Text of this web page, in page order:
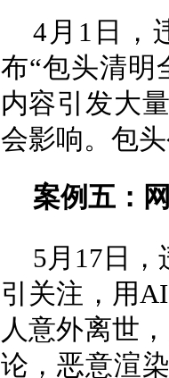
4月1日，
布“包头清明
内容引发大
会影响。包
案例五：
5月17日
引关注，用
人意外离世
论，恶意渲